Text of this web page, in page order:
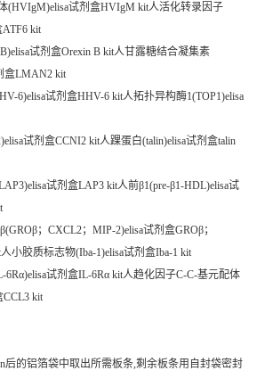
(HVIgM)elisa试剂盒HVIgM kit人活化转录因子
ATF6 kit
试剂盒Orexin B kit人甘露糖结合凝集素
盒LMAN2 kit
6)elisa试剂盒HHV-6 kit人拓扑异构酶1(TOP1)elisa
试剂盒CCNI2 kit人踝蛋白(talin)elisa试剂盒talin
试剂盒LAP3 kit人前β1(pre-β1-HDL)elisa试
；CXCL2；MIP-2)elisa试剂盒GROβ；
小胶质标志物(Iba-1)elisa试剂盒Iba-1 kit
6Rα)elisa试剂盒IL-6Rα kit人趋化因子C-C-基元配体
CCL3 kit
后的铝箔袋中取出所需板条,剩余板条用自封袋密封